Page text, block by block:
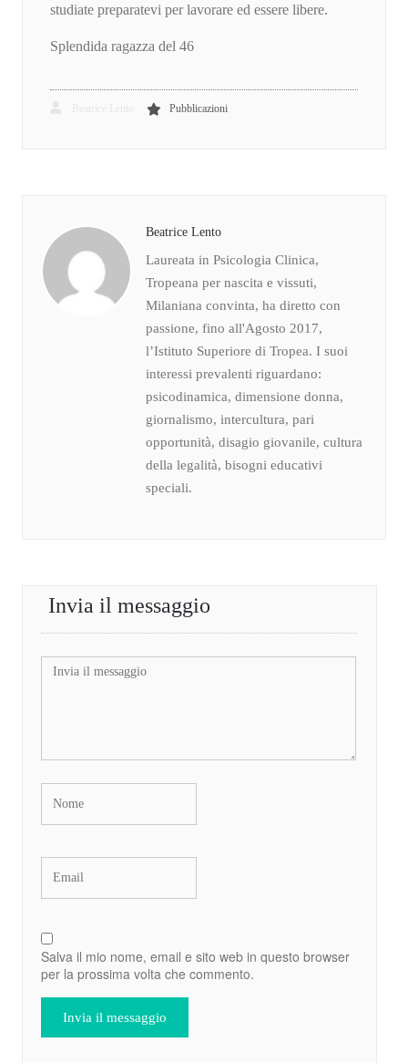
studiate preparatevi per lavorare ed essere libere.
Splendida ragazza del 46
Pubblicazioni
Beatrice Lento
Laureata in Psicologia Clinica,
Tropeana per nascita e vissuti,
Milaniana convinta, ha diretto con
passione, fino all'Agosto 2017,
l’Istituto Superiore di Tropea. I suoi
interessi prevalenti riguardano:
psicodinamica, dimensione donna,
giornalismo, intercultura, pari
opportunità, disagio giovanile, cultura
della legalità, bisogni educativi
speciali.
Invia il messaggio
Salva il mio nome, email e sito web in questo browser
per la prossima volta che commento.